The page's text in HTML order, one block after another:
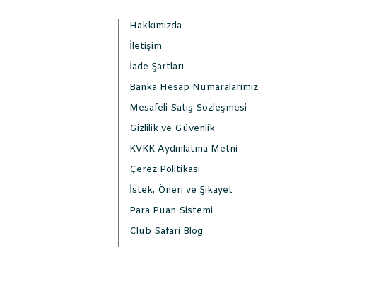
Hakkımızda
İletişim
İade Şartları
Banka Hesap Numaralarımız
Mesafeli Satış Sözleşmesi
Gizlilik ve Güvenlik
KVKK Aydınlatma Metni
Çerez Politikası
İstek, Öneri ve Şikayet
Para Puan Sistemi
Club Safari Blog